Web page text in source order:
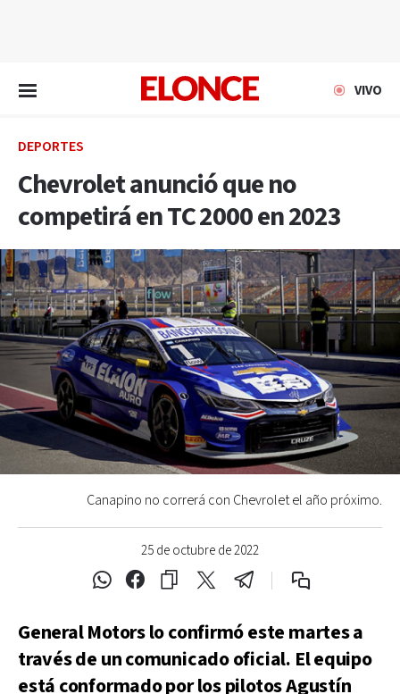
VIVO
DEPORTES
Chevrolet anunció que no
competirá en TC 2000 en 2023
25 de octubre de 2022
Canapino no correrá con Chevrolet el año próximo.
General Motors lo confirmó este martes a
través de un comunicado oficial. El equipo
está conformado por los pilotos Agustín